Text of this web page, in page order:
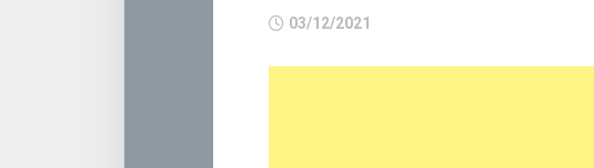
03/12/2021